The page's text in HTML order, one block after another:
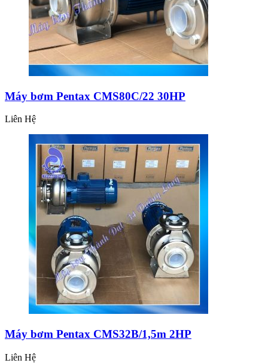
Máy bơm Pentax CMS80C/22 30HP
Liên Hệ
Máy bơm Pentax CMS32B/1,5m 2HP
Liên Hệ